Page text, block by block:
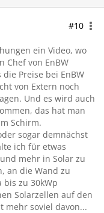
#10
ein Video, wo
Chef von EnBW
Preise bei EnBW
von Extern noch
Und es wird auch
das hat man
Schirm.
sogar demnächst
ich für etwas
mehr in Solar zu
an die Wand zu
bis zu 30kWp
Solarzellen auf den
mehr soviel davon...